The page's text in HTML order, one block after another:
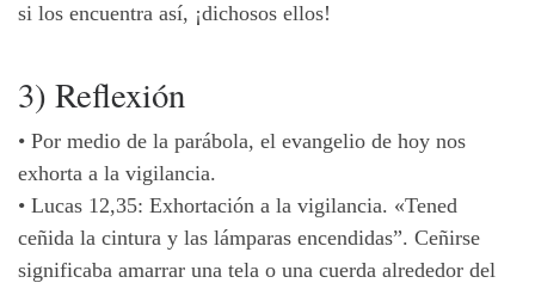
si los encuentra así, ¡dichosos ellos!
3) Reflexión
• Por medio de la parábola, el evangelio de hoy nos
exhorta a la vigilancia.
• Lucas 12,35: Exhortación a la vigilancia. «Tened
ceñida la cintura y las lámparas encendidas”. Ceñirse
significaba amarrar una tela o una cuerda alrededor del